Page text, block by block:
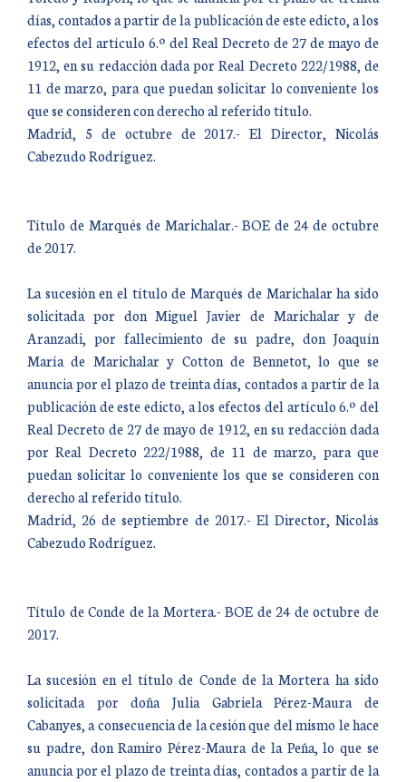
días, contados a partir de la publicación de este edicto, a los
efectos del artículo 6.º del Real Decreto de 27 de mayo de
1912, en su redacción dada por Real Decreto 222/1988, de
11 de marzo, para que puedan solicitar lo conveniente los
que se consideren con derecho al referido título.
Madrid, 5 de octubre de 2017.- El Director, Nicolás
Cabezudo Rodríguez.
Título de Marqués de Marichalar.- BOE de 24 de octubre
de 2017.
La sucesión en el título de Marqués de Marichalar ha sido
solicitada por don Miguel Javier de Marichalar y de
Aranzadi, por fallecimiento de su padre, don Joaquín
María de Marichalar y Cotton de Bennetot, lo que se
anuncia por el plazo de treinta días, contados a partir de la
publicación de este edicto, a los efectos del artículo 6.º del
Real Decreto de 27 de mayo de 1912, en su redacción dada
por Real Decreto 222/1988, de 11 de marzo, para que
puedan solicitar lo conveniente los que se consideren con
derecho al referido título.
Madrid, 26 de septiembre de 2017.- El Director, Nicolás
Cabezudo Rodríguez.
Título de Conde de la Mortera.- BOE de 24 de octubre de
2017.
La sucesión en el título de Conde de la Mortera ha sido
solicitada por doña Julia Gabriela Pérez-Maura de
Cabanyes, a consecuencia de la cesión que del mismo le hace
su padre, don Ramiro Pérez-Maura de la Peña, lo que se
anuncia por el plazo de treinta días, contados a partir de la